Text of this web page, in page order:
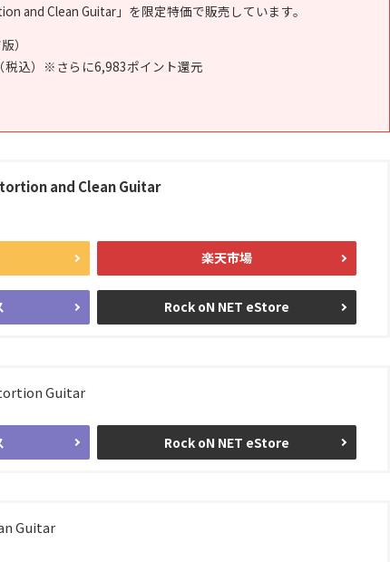
and Clean Guitar」を限定特価で販売しています。
）
税込）※さらに6,983ポイント還元
and Clean Guitar
楽天市場
Rock oN NET eStore
Guitar
Rock oN NET eStore
Guitar